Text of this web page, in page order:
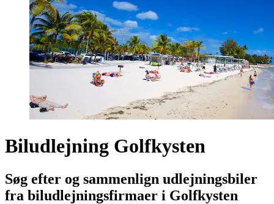
Biludlejning Golfkysten
Søg efter og sammenlign udlejningsbiler
fra biludlejningsfirmaer i Golfkysten